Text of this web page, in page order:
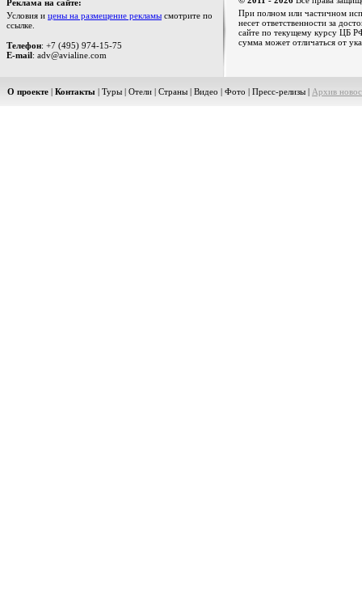
Реклама на сайте:
Условия и цены на размещение рекламы смотрите по
ссылке.
Телефон: +7 (495) 974-15-75
E-mail: adv@avialine.com
При полном или частичном
несет ответственности за
сайте по текущему курсу ЦБ
сумма может отличаться от
О проекте | Контакты | Туры | Отели | Страны | Видео | Фото | Пресс-релизы | Архив